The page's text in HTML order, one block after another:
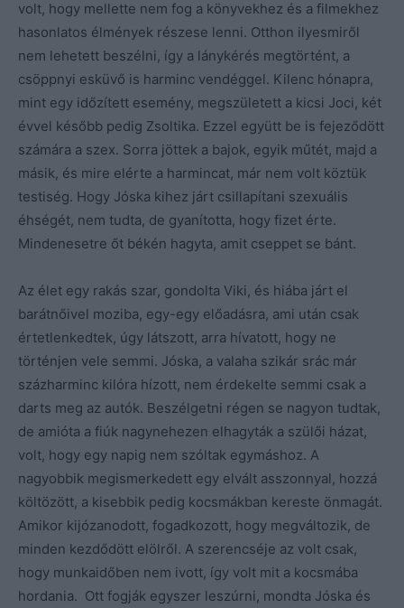
volt, hogy mellette nem fog a könyvekhez és a filmekhez
hasonlatos élmények részese lenni. Otthon ilyesmiről
nem lehetett beszélni, így a lánykérés megtörtént, a
csöppnyi esküvő is harminc vendéggel. Kilenc hónapra,
mint egy időzített esemény, megszületett a kicsi Joci, két
évvel később pedig Zsoltika. Ezzel együtt be is fejeződött
számára a szex. Sorra jöttek a bajok, egyik műtét, majd a
másik, és mire elérte a harmincat, már nem volt köztük
testiség. Hogy Jóska kihez járt csillapítani szexuális
éhségét, nem tudta, de gyanította, hogy fizet érte.
Mindenesetre őt békén hagyta, amit cseppet se bánt.
Az élet egy rakás szar, gondolta Viki, és hiába járt el
barátnőivel moziba, egy-egy előadásra, ami után csak
értetlenkedtek, úgy látszott, arra hívatott, hogy ne
történjen vele semmi. Jóska, a valaha szikár srác már
százharminc kilóra hízott, nem érdekelte semmi csak a
darts meg az autók. Beszélgetni régen se nagyon tudtak,
de amióta a fiúk nagynehezen elhagyták a szülői házat,
volt, hogy egy napig nem szóltak egymáshoz. A
nagyobbik megismerkedett egy elvált asszonnyal, hozzá
költözött, a kisebbik pedig kocsmákban kereste önmagát.
Amikor kijózanodott, fogadkozott, hogy megváltozik, de
minden kezdődött elölről. A szerencséje az volt csak,
hogy munkaidőben nem ivott, így volt mit a kocsmába
hordania. Ott fogják egyszer leszúrni, mondta Jóska és